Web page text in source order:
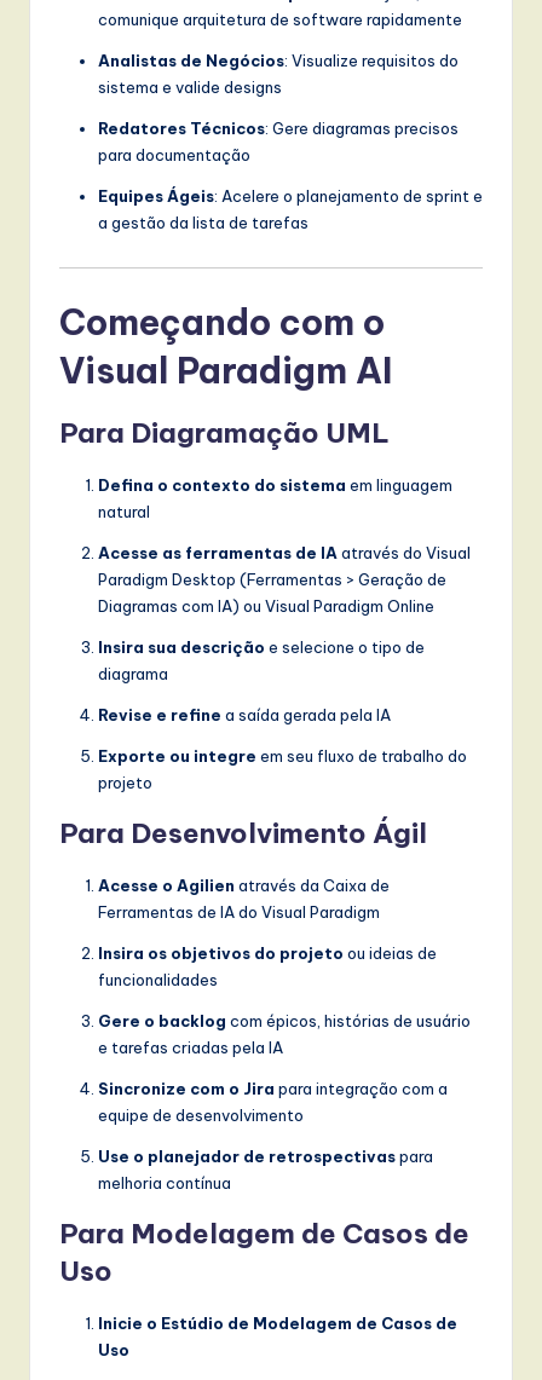
comunique arquitetura de software rapidamente
Analistas de Negócios: Visualize requisitos do
sistema e valide designs
Redatores Técnicos: Gere diagramas precisos
para documentação
Equipes Ágeis: Acelere o planejamento de sprint e
a gestão da lista de tarefas
Começando com o
Visual Paradigm AI
Para Diagramação UML
Defina o contexto do sistema em linguagem
natural
Acesse as ferramentas de IA através do Visual
Paradigm Desktop (Ferramentas > Geração de
Diagramas com IA) ou Visual Paradigm Online
Insira sua descrição e selecione o tipo de
diagrama
Revise e refine a saída gerada pela IA
Exporte ou integre em seu fluxo de trabalho do
projeto
Para Desenvolvimento Ágil
Acesse o Agilien através da Caixa de
Ferramentas de IA do Visual Paradigm
Insira os objetivos do projeto ou ideias de
funcionalidades
Gere o backlog com épicos, histórias de usuário
e tarefas criadas pela IA
Sincronize com o Jira para integração com a
equipe de desenvolvimento
Use o planejador de retrospectivaspara
melhoria contínua
Para Modelagem de Casos de
Uso
Inicie o Estúdio de Modelagem de Casos de
Uso